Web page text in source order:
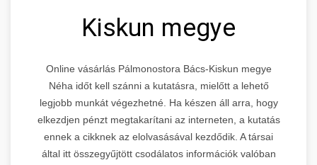
Kiskun megye
Online vásárlás Pálmonostora Bács-Kiskun megye
Néha időt kell szánni a kutatásra, mielőtt a lehető
legjobb munkát végezhetné. Ha készen áll arra, hogy
elkezdjen pénzt megtakarítani az interneten, a kutatás
ennek a cikknek az elolvasásával kezdődik. A társai
által itt összegyűjtött csodálatos információk valóban